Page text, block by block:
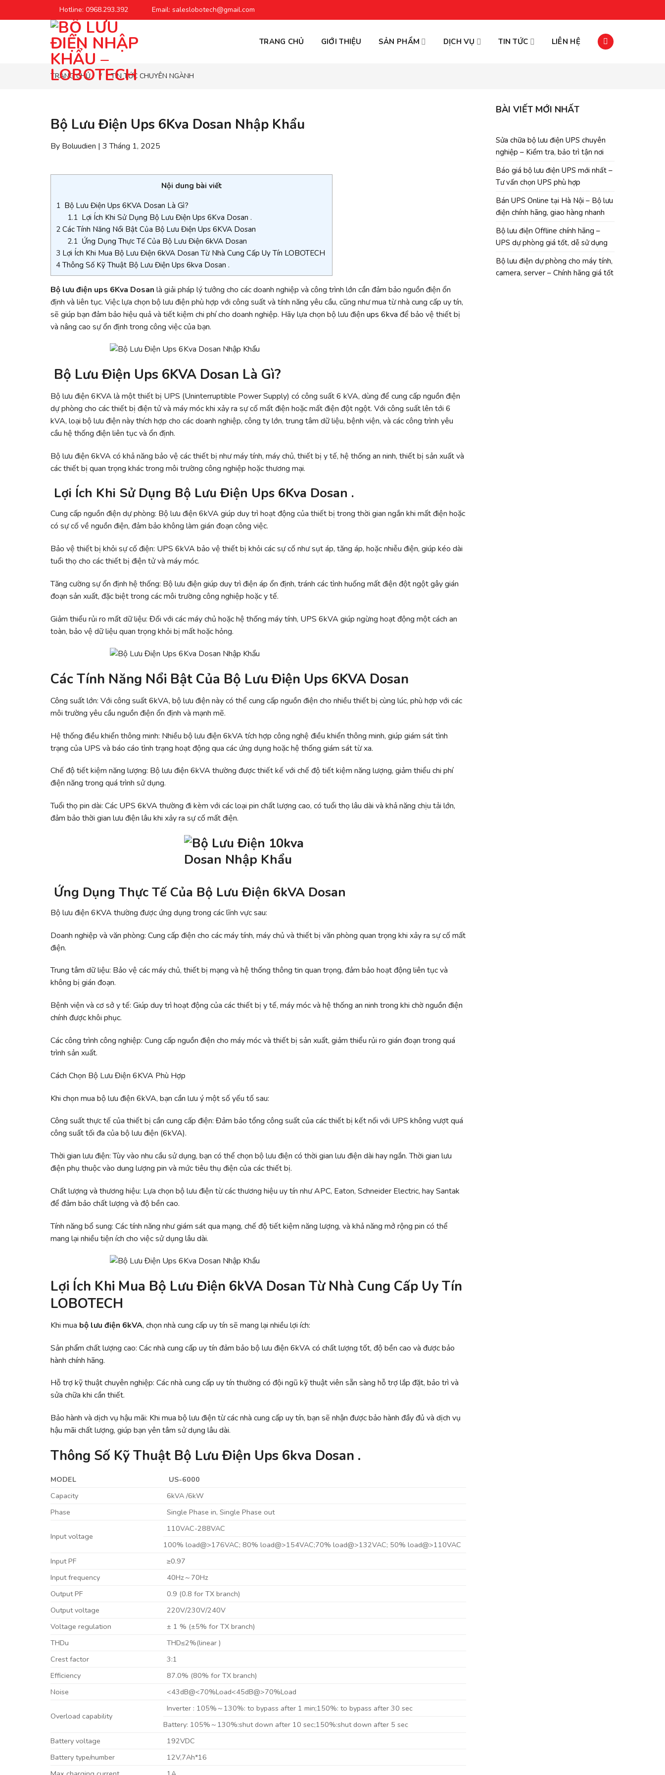
đến
Hotline: 0968.293.392 Email: saleslobotech@gmail.com
TRANG CHỦ GIỚI THIỆU SẢN PHẨM DỊCH VỤ TIN TỨC LIÊN HỆ
TRANG CHỦ / TIN TỨC CHUYÊN NGÀNH
Bộ Lưu Điện Ups 6Kva Dosan Nhập Khẩu
By Boluudien | 3 Tháng 1, 2025
Nội dung bài viết
1 Bộ Lưu Điện Ups 6KVA Dosan Là Gì?
1.1Lợi Ích Khi Sử Dụng Bộ Lưu Điện Ups 6Kva Dosan .
2 Các Tính Năng Nổi Bật Của Bộ Lưu Điện Ups 6KVA Dosan
2.1Ứng Dụng Thực Tế Của Bộ Lưu Điện 6kVA Dosan
3 Lợi Ích Khi Mua Bộ Lưu Điện 6kVA Dosan Từ Nhà Cung Cấp Uy Tín LOBOTECH
4Thông Số Kỹ Thuật Bộ Lưu Điện Ups 6kva Dosan .
Bộ lưu điện ups 6Kva Dosan là giải pháp lý tưởng cho các doanh nghiệp và công trình lớn cần đảm bảo nguồn điện ổn
định và liên tục. Việc lựa chọn bộ lưu điện phù hợp với công suất và tính năng yêu cầu, cũng như mua từ nhà cung cấp uy tín,
sẽ giúp bạn đảm bảo hiệu quả và tiết kiệm chi phí cho doanh nghiệp. Hãy lựa chọn bộ lưu điện ups 6kva để bảo vệ thiết bị
và nâng cao sự ổn định trong công việc của bạn.
Bộ Lưu Điện Ups 6KVA Dosan Là Gì?
Bộ lưu điện 6KVA là một thiết bị UPS (Uninterruptible Power Supply) có công suất 6 kVA, dùng để cung cấp nguồn điện
dự phòng cho các thiết bị điện tử và máy móc khi xảy ra sự cố mất điện hoặc mất điện đột ngột. Với công suất lên tới 6
kVA, loại bộ lưu điện này thích hợp cho các doanh nghiệp, công ty lớn, trung tâm dữ liệu, bệnh viện, và các công trình yêu
cầu hệ thống điện liên tục và ổn định.
Bộ lưu điện 6kVA có khả năng bảo vệ các thiết bị như máy tính, máy chủ, thiết bị y tế, hệ thống an ninh, thiết bị sản xuất và
các thiết bị quan trọng khác trong môi trường công nghiệp hoặc thương mại.
Lợi Ích Khi Sử Dụng Bộ Lưu Điện Ups 6Kva Dosan .
Cung cấp nguồn điện dự phòng: Bộ lưu điện 6kVA giúp duy trì hoạt động của thiết bị trong thời gian ngắn khi mất điện hoặc
có sự cố về nguồn điện, đảm bảo không làm gián đoạn công việc.
Bảo vệ thiết bị khỏi sự cố điện: UPS 6kVA bảo vệ thiết bị khỏi các sự cố như sụt áp, tăng áp, hoặc nhiễu điện, giúp kéo dài
tuổi thọ cho các thiết bị điện tử và máy móc.
Tăng cường sự ổn định hệ thống: Bộ lưu điện giúp duy trì điện áp ổn định, tránh các tình huống mất điện đột ngột gây gián
đoạn sản xuất, đặc biệt trong các môi trường công nghiệp hoặc y tế.
Giảm thiểu rủi ro mất dữ liệu: Đối với các máy chủ hoặc hệ thống máy tính, UPS 6kVA giúp ngừng hoạt động một cách an
toàn, bảo vệ dữ liệu quan trọng khỏi bị mất hoặc hỏng.
Các Tính Năng Nổi Bật Của Bộ Lưu Điện Ups 6KVA Dosan
Công suất lớn: Với công suất 6kVA, bộ lưu điện này có thể cung cấp nguồn điện cho nhiều thiết bị cùng lúc, phù hợp với các
môi trường yêu cầu nguồn điện ổn định và mạnh mẽ.
Hệ thống điều khiển thông minh: Nhiều bộ lưu điện 6kVA tích hợp công nghệ điều khiển thông minh, giúp giám sát tình
trạng của UPS và báo cáo tình trạng hoạt động qua các ứng dụng hoặc hệ thống giám sát từ xa.
Chế độ tiết kiệm năng lượng: Bộ lưu điện 6kVA thường được thiết kế với chế độ tiết kiệm năng lượng, giảm thiểu chi phí
điện năng trong quá trình sử dụng.
Tuổi thọ pin dài: Các UPS 6kVA thường đi kèm với các loại pin chất lượng cao, có tuổi thọ lâu dài và khả năng chịu tải lớn,
đảm bảo thời gian lưu điện lâu khi xảy ra sự cố mất điện.
Ứng Dụng Thực Tế Của Bộ Lưu Điện 6kVA Dosan
Bộ lưu điện 6KVA thường được ứng dụng trong các lĩnh vực sau:
Doanh nghiệp và văn phòng: Cung cấp điện cho các máy tính, máy chủ và thiết bị văn phòng quan trọng khi xảy ra sự cố mất
điện.
Trung tâm dữ liệu: Bảo vệ các máy chủ, thiết bị mạng và hệ thống thông tin quan trọng, đảm bảo hoạt động liên tục và
không bị gián đoạn.
Bệnh viện và cơ sở y tế: Giúp duy trì hoạt động của các thiết bị y tế, máy móc và hệ thống an ninh trong khi chờ nguồn điện
chính được khôi phục.
Các công trình công nghiệp: Cung cấp nguồn điện cho máy móc và thiết bị sản xuất, giảm thiểu rủi ro gián đoạn trong quá
trình sản xuất.
Cách Chọn Bộ Lưu Điện 6KVA Phù Hợp
Khi chọn mua bộ lưu điện 6kVA, bạn cần lưu ý một số yếu tố sau:
Công suất thực tế của thiết bị cần cung cấp điện: Đảm bảo tổng công suất của các thiết bị kết nối với UPS không vượt quá
công suất tối đa của bộ lưu điện (6kVA).
Thời gian lưu điện: Tùy vào nhu cầu sử dụng, bạn có thể chọn bộ lưu điện có thời gian lưu điện dài hay ngắn. Thời gian lưu
điện phụ thuộc vào dung lượng pin và mức tiêu thụ điện của các thiết bị.
Chất lượng và thương hiệu: Lựa chọn bộ lưu điện từ các thương hiệu uy tín như APC, Eaton, Schneider Electric, hay Santak
để đảm bảo chất lượng và độ bền cao.
Tính năng bổ sung: Các tính năng như giám sát qua mạng, chế độ tiết kiệm năng lượng, và khả năng mở rộng pin có thể
mang lại nhiều tiện ích cho việc sử dụng lâu dài.
Lợi Ích Khi Mua Bộ Lưu Điện 6kVA Dosan Từ Nhà Cung Cấp Uy Tín
LOBOTECH
Khi mua bộ lưu điện 6kVA, chọn nhà cung cấp uy tín sẽ mang lại nhiều lợi ích:
Sản phẩm chất lượng cao: Các nhà cung cấp uy tín đảm bảo bộ lưu điện 6kVA có chất lượng tốt, độ bền cao và được bảo
hành chính hãng.
Hỗ trợ kỹ thuật chuyên nghiệp: Các nhà cung cấp uy tín thường có đội ngũ kỹ thuật viên sẵn sàng hỗ trợ lắp đặt, bảo trì và
sửa chữa khi cần thiết.
Bảo hành và dịch vụ hậu mãi: Khi mua bộ lưu điện từ các nhà cung cấp uy tín, bạn sẽ nhận được bảo hành đầy đủ và dịch vụ
hậu mãi chất lượng, giúp bạn yên tâm sử dụng lâu dài.
Thông Số Kỹ Thuật Bộ Lưu Điện Ups 6kva Dosan .
MODEL
US-6000
Capacity
6kVA /6kW
Phase
Single Phase in, Single Phase out
Input voltage
110VAC-288VAC
100% load@>176VAC; 80% load@>154VAC;70% load@>132VAC; 50% load@>110VAC
Input PF
≥0.97
Input frequency
40Hz～70Hz
Output PF
0.9 (0.8 for TX branch)
Output voltage
220V/230V/240V
Voltage regulation
± 1 % (±5% for TX branch)
THDu
THD≤2%(linear )
Crest factor
3:1
Efficiency
87.0% (80% for TX branch)
Noise
<43dB@<70%Load<45dB@>70%Load
Overload capability
Inverter : 105%～130%: to bypass after 1 min;150%: to bypass after 30 sec
Battery: 105%～130%:shut down after 10 sec;150%:shut down after 5 sec
Battery voltage
192VDC
Battery type/number
12V,7Ah*16
BÀI VIẾT MỚI NHẤT
Sửa chữa bộ lưu điện UPS chuyên
nghiệp – Kiểm tra, bảo trì tận nơi
Báo giá bộ lưu điện UPS mới nhất –
Tư vấn chọn UPS phù hợp
Bán UPS Online tại Hà Nội – Bộ lưu
điện chính hãng, giao hàng nhanh
Bộ lưu điện Offline chính hãng –
UPS dự phòng giá tốt, dễ sử dụng
Bộ lưu điện dự phòng cho máy tính,
camera, server – Chính hãng giá tốt